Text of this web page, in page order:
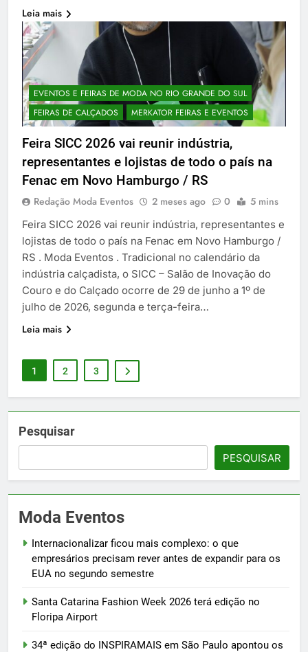
Leia mais
EVENTOS E FEIRAS DE MODA NO RIO GRANDE DO SUL
FEIRAS DE CALÇADOS
MERKATOR FEIRAS E EVENTOS
Feira SICC 2026 vai reunir indústria,
representantes e lojistas de todo o país na
Fenac em Novo Hamburgo / RS
Redação Moda Eventos 2 meses ago 0 5 mins
Feira SICC 2026 vai reunir indústria, representantes e
lojistas de todo o país na Fenac em Novo Hamburgo /
RS . Moda Eventos . Tradicional no calendário da
indústria calçadista, o SICC – Salão de Inovação do
Couro e do Calçado ocorre de 29 de junho a 1º de
julho de 2026, segunda e terça-feira…
Leia mais
1 2 3
Pesquisar
PESQUISAR
Moda Eventos
Internacionalizar ficou mais complexo: o que
empresários precisam rever antes de expandir para os
EUA no segundo semestre
Santa Catarina Fashion Week 2026 terá edição no
Floripa Airport
34ª edição do INSPIRAMAIS em São Paulo apontou os